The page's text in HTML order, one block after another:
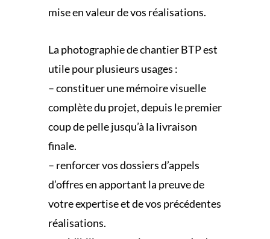
mise en valeur de vos réalisations.
La photographie de chantier BTP est
utile pour plusieurs usages :
– constituer une mémoire visuelle
complète du projet, depuis le premier
coup de pelle jusqu’à la livraison
finale.
– renforcer vos dossiers d’appels
d’offres en apportant la preuve de
votre expertise et de vos précédentes
réalisations.